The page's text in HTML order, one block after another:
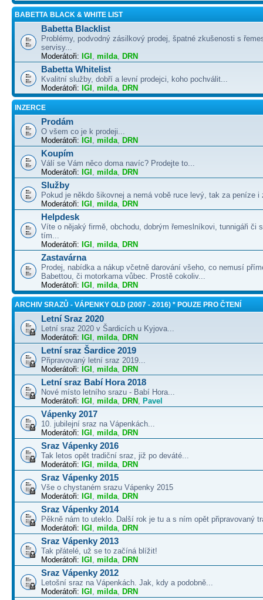
BABETTA BLACK & WHITE LIST
Babetta Blacklist
Problémy, podvodný zásilkový prodej, špatné zkušenosti s
servisy...
Moderátoři: IGI , milda, DRN
Babetta Whitelist
Kvalitní služby, dobří a levní prodejci, koho pochválit...
Moderátoři: IGI , milda, DRN
INZERCE
Prodám
O všem co je k prodeji...
Moderátoři: IGI , milda, DRN
Koupím
Válí se Vám něco doma navíc? Prodejte to...
Moderátoři: IGI , milda, DRN
Služby
Pokud je někdo šikovnej a nemá vobě ruce levý, tak za peníze i
Moderátoři: IGI , milda, DRN
Helpdesk
Víte o nějaký firmě, obchodu, dobrým řemeslníkovi, tunnigáři či
tím...
Moderátoři: IGI , milda, DRN
Zastavárna
Prodej, nabídka a nákup včetně darování všeho, co nemusí
Babettou, či motorkama vůbec. Prostě cokoliv...
Moderátoři: IGI , milda, DRN
ARCHIV SRAZŮ - VÁPENKY OLD (2007 - 2016) * POUZE PRO ČTENÍ
Letní Sraz 2020
Letní sraz 2020 v Šardicích u Kyjova...
Moderátoři: IGI , milda, DRN
Letní sraz Šardice 2019
Připravovaný letní sraz 2019...
Moderátoři: IGI , milda, DRN
Letní sraz Babí Hora 2018
Nové místo letního srazu - Babí Hora...
Moderátoři: IGI , milda, DRN , Pavel
Vápenky 2017
10. jubilejní sraz na Vápenkách...
Moderátoři: IGI , milda, DRN
Sraz Vápenky 2016
Tak letos opět tradiční sraz, již po deváté...
Moderátoři: IGI , milda, DRN
Sraz Vápenky 2015
Vše o chystaném srazu Vápenky 2015
Moderátoři: IGI , milda, DRN
Sraz Vápenky 2014
Pěkně nám to uteklo. Další rok je tu a s ním opět připravovaný
Moderátoři: IGI , milda, DRN
Sraz Vápenky 2013
Tak přátelé, už se to začíná blížit!
Moderátoři: IGI , milda, DRN
Sraz Vápenky 2012
Letošní sraz na Vápenkách. Jak, kdy a podobně...
Moderátoři: IGI , milda, DRN